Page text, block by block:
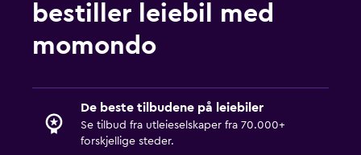
bestiller leiebil med
momondo
De beste tilbudene på leiebiler
Se tilbud fra utleieselskaper fra 70.000+
forskjellige steder.